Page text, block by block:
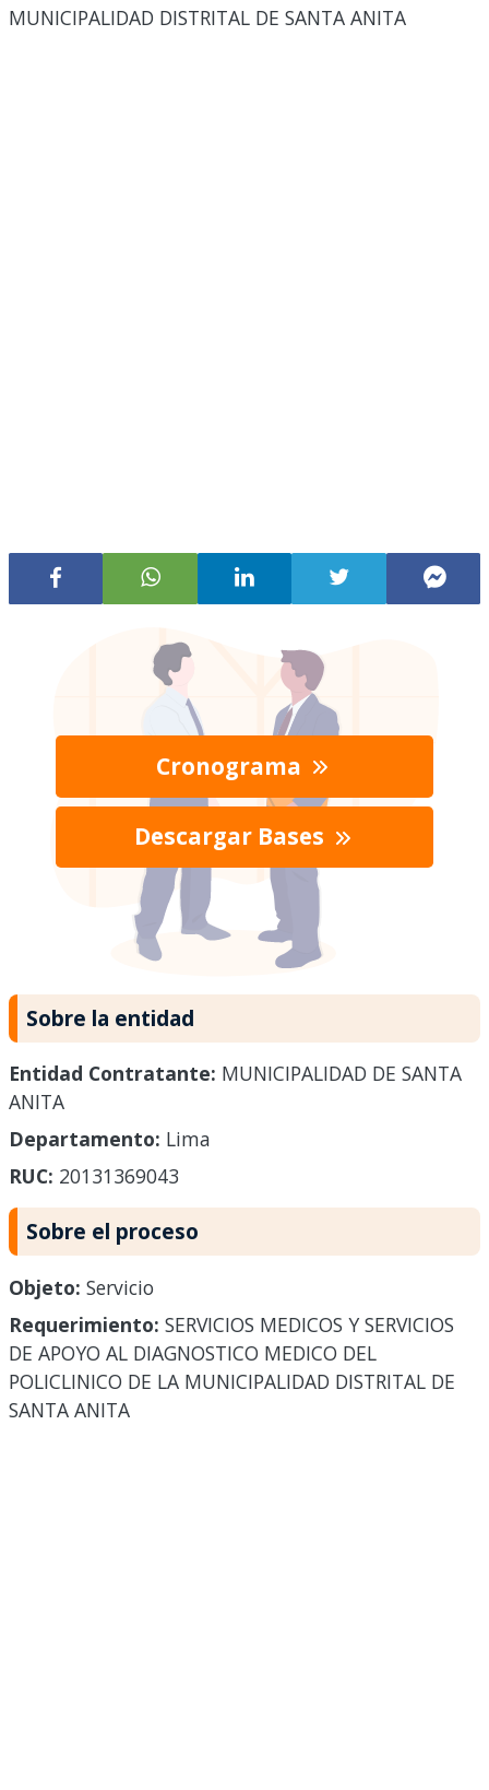
MUNICIPALIDAD DISTRITAL DE SANTA ANITA
Cronograma
Descargar Bases
Sobre la entidad
Entidad Contratante: MUNICIPALIDAD DE SANTA
ANITA
Departamento: Lima
RUC: 20131369043
Sobre el proceso
Objeto: Servicio
Requerimiento: SERVICIOS MEDICOS Y SERVICIOS
DE APOYO AL DIAGNOSTICO MEDICO DEL
POLICLINICO DE LA MUNICIPALIDAD DISTRITAL DE
SANTA ANITA